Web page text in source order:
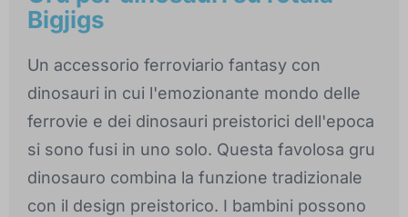
Bigjigs
Un accessorio ferroviario fantasy con
dinosauri in cui l'emozionante mondo delle
ferrovie e dei dinosauri preistorici dell'epoca
si sono fusi in uno solo. Questa favolosa gru
dinosauro combina la funzione tradizionale
con il design preistorico. I bambini possono